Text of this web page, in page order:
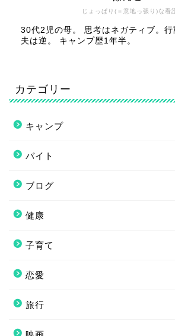
じょっぱり(＝意地っ張り)な看
30代2児の母。 思考はネガティブ。行
夫は逆。 キャンプ歴1年半。
カテゴリー
キャンプ
バイト
ブログ
健康
子育て
恋愛
旅行